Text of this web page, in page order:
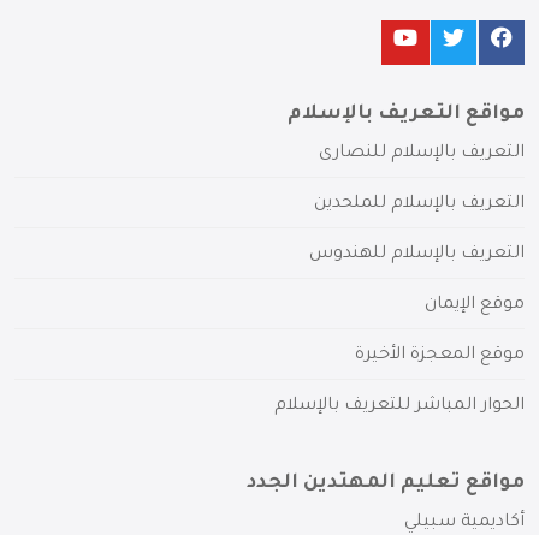
مواقع التعريف بالإسلام
التعريف بالإسلام للنصارى
التعريف بالإسلام للملحدين
التعريف بالإسلام للهندوس
موقع الإيمان
موقع المعجزة الأخيرة
الحوار المباشر للتعريف بالإسلام
مواقع تعليم المهتدين الجدد
أكاديمية سبيلي